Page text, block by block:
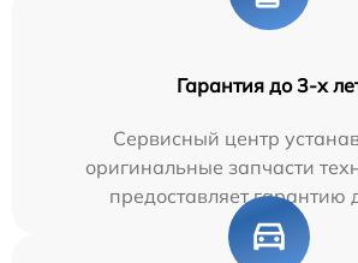
Гарантия до 3-х
Сервисный центр
оригинальные запчасти
предоставляет гарантию